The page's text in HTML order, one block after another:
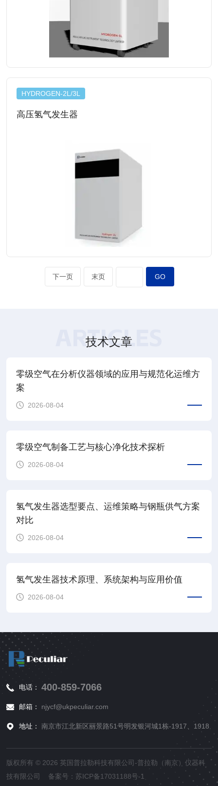
HYDROGEN-2L/3L
高压氢气发生器
下一页 末页
ARTICLES
技术文章
零级空气在分析仪器领域的应用与规范化运维方
案
2026-08-04
零级空气制备工艺与核心净化技术探析
2026-08-04
氢气发生器选型要点、运维策略与钢瓶供气方案
对比
2026-08-04
氢气发生器技术原理、系统架构与应用价值
2026-08-04
电话： 400-859-7066
邮箱： njycf@ukpeculiar.com
地址： 南京市江北新区丽景路51号明发银河城1栋-1917、1918
版权所有 © 2026 英国普拉勒科技有限公司-普拉勒（南京）仪器科
技有限公司 备案号：苏ICP备17031188号-1